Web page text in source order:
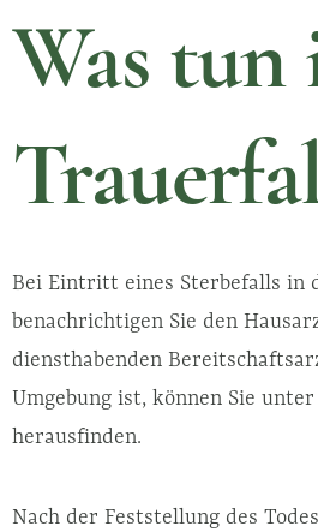
Was tun
Bei Eintritt eines Sterbefalls in
benachrichtigen Sie den
diensthabenden
Umgebung ist, können Sie unter
herausfinden.
Nach der Feststellung des